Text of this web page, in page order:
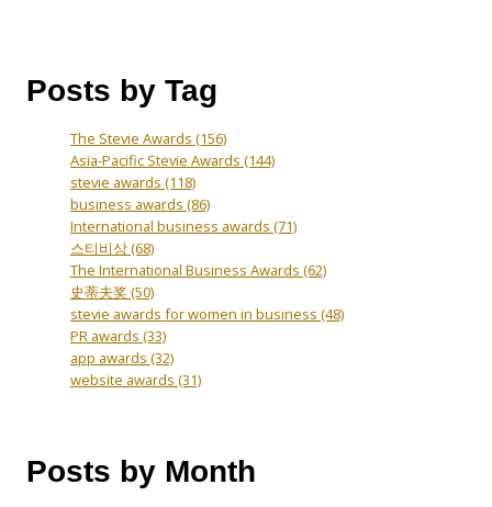
Posts by Tag
The Stevie Awards (156)
Asia-Pacific Stevie Awards (144)
stevie awards (118)
business awards (86)
International business awards (71)
스티비상(68)
The International Business Awards (62)
史蒂夫奖 (50)
stevie awards for women in business (48)
PR awards (33)
app awards (32)
website awards (31)
Posts by Month